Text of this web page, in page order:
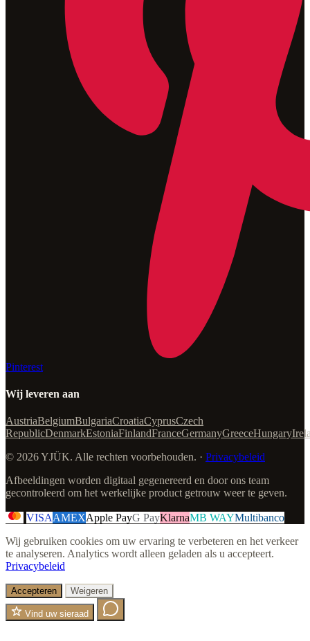
Pinterest
Wij leveren aan
AustriaBelgiumBulgariaCroatiaCyprusCzech
RepublicDenmarkEstoniaFinlandFranceGermanyGreeceHungary
© 2026 YJÜK. Alle rechten voorbehouden. · Privacybeleid
Afbeeldingen worden digitaal gegenereerd en door ons team
gecontroleerd om het werkelijke product getrouw weer te geven.
VISAAMEXApple PayG PayKlarnaMB WAYMultibanco
Wij gebruiken cookies om uw ervaring te verbeteren en het verkeer
te analyseren. Analytics wordt alleen geladen als u accepteert.
Privacybeleid
Accepteren Weigeren
Vind uw sieraad